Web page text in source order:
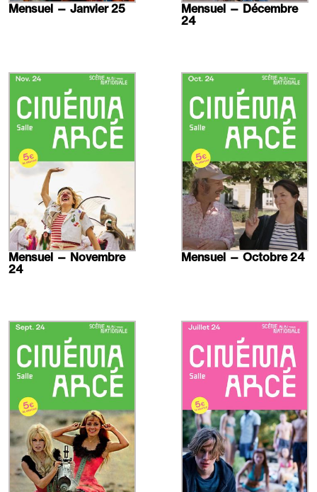
Mensuel — Janvier 25
Mensuel — Décembre
24
Mensuel — Novembre
24
En
plus
Mensuel — Octobre 24
En
plus
En
plus
En
plus